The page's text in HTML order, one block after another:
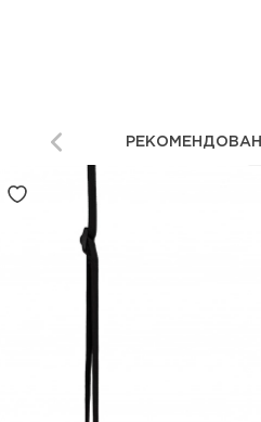
РЕКОМЕНДОВАНІ